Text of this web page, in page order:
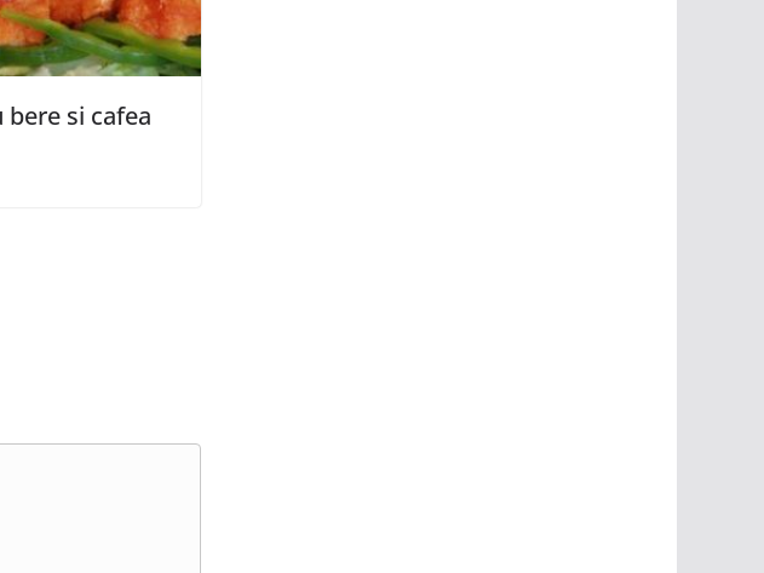
bere si cafea